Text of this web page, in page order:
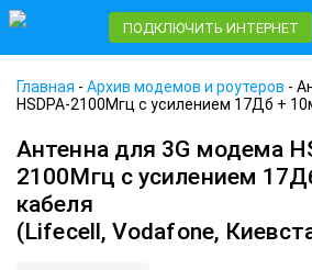
ПОДКЛЮЧИТЬ ИНТЕРНЕТ
Главная - Архив модемов и роутеров -
HSDPA-2100Мгц с усилением 17Дб +
Антенна для 3G модема
2100Мгц с усилением
кабеля
(Lifecell, Vodafone,